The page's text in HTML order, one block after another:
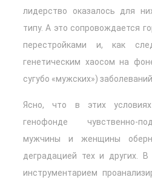
лидерство оказалось для
типу. А это сопровождается
перестройками и, как
генетическим хаосом на
сугубо «мужских») заболеваний.
Ясно, что в этих
генофонде чувственно-
мужчины и женщины
деградацией тех и других.
инструментарием